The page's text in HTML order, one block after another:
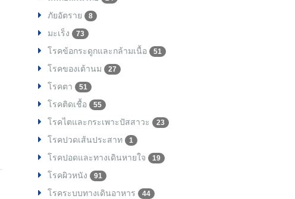
ภัยอัตราย 8
มะเร็ง 73
โรคข้อกระดูกและกล้ามเนื้อ 51
โรคของเต้านม 27
โรคตา 51
โรคติดเชื้อ 55
โรคไตและกระเพาะปัสสาวะ 23
โรคปวดเส้นประสาท 1
โรคปอดและทางเดินหายใจ 19
โรคผิวหนัง 91
โรคระบบทางเดินอาหาร 44